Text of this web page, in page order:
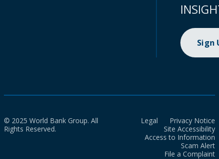
Sign
© 2025 World Bank Group. All
Rights Reserved.
Legal
Privacy Notice
Site Accessibility
Access to Information
Scam Alert
File a Complaint